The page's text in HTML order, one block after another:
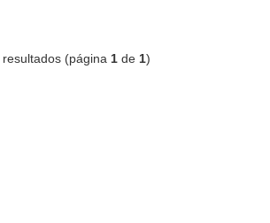
resultados (página 1 de 1)